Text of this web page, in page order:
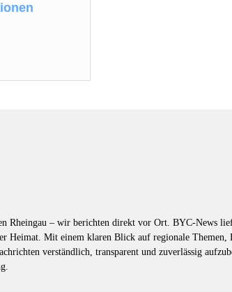
Rheingau – wir berichten direkt vor Ort. BYC-News
Heimat. Mit einem klaren Blick auf regionale Themen,
verständlich, transparent und zuverlässig